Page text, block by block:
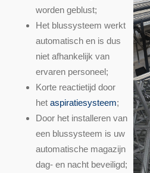
worden geblust;
Het blussysteem werkt
automatisch en is dus
niet afhankelijk van
ervaren personeel;
Korte reactietijd door
het aspiratiesysteem;
Door het installeren van
een blussysteem is uw
automatische magazijn
dag- en nacht beveiligd;